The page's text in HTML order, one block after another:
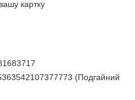
картку
(Подгайний